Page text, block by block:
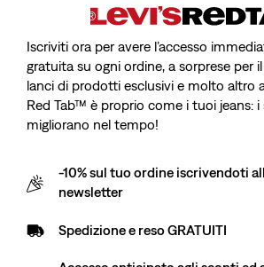
Short Ampio 469™
Sale
is
CHF 69.90
Sale
CHF 69.90
Iscriviti ora per avere l’accesso
gratuita su ogni ordine, a sorprese per
lanci di prodotti esclusivi e molto altro
Red Tab™ è proprio come i tuoi jeans: i
migliorano nel tempo!
-10% sul tuo ordine iscrivendoti
newsletter
Spedizione e reso GRATUITI